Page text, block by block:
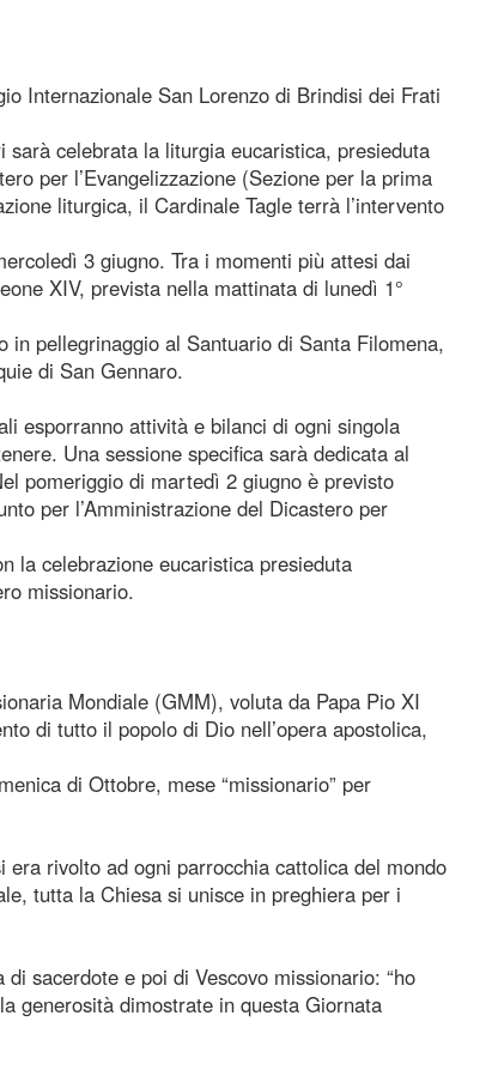
Internazionale San Lorenzo di Brindisi dei Frati
sarà celebrata la liturgia eucaristica, presieduta
per l’Evangelizzazione (Sezione per la prima
liturgica, il Cardinale Tagle terrà l’intervento
3 giugno. Tra i momenti più attesi dai
XIV, prevista nella mattinata di lunedì 1°
in pellegrinaggio al Santuario di Santa Filomena,
di San Gennaro.
esporranno attività e bilanci di ogni singola
Una sessione specifica sarà dedicata al
pomeriggio di martedì 2 giugno è previsto
per l’Amministrazione del Dicastero per
la celebrazione eucaristica presieduta
missionario.
Mondiale (GMM), voluta da Papa Pio XI
di tutto il popolo di Dio nell’opera apostolica,
di Ottobre, mese “missionario” per
rivolto ad ogni parrocchia cattolica del mondo
tutta la Chiesa si unisce in preghiera per i
sacerdote e poi di Vescovo missionario: “ho
generosità dimostrate in questa Giornata